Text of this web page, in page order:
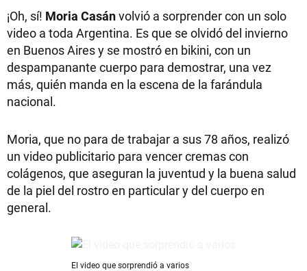
¡Oh, sí! Moria Casánvolvió a sorprender con un solo
video a toda Argentina. Es que se olvidó del invierno
en Buenos Aires y se mostró en bikini, con un
despampanante cuerpo para demostrar, una vez
más, quién manda en la escena de la farándula
nacional.
Moria, que no para de trabajar a sus 78 años, realizó
un video publicitario para vencer cremas con
colágenos, que aseguran la juventud y la buena salud
de la piel del rostro en particular y del cuerpo en
general.
El video que sorprendió a varios